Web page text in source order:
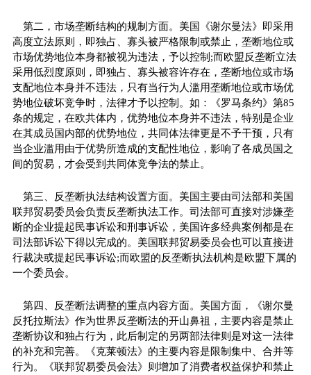
第二，市场垄断结构的规制方面。美国《谢尔曼法》即采用
高度立法原则，即独占、寡头被严格限制或禁止，垄断地位或
市场优势地位本身都被视为违法，予以控制;而欧盟反垄断立法
采用低烈度原则，即独占、寡头被容许存在，垄断地位或市场
支配地位本身并不违法，只有当行为人滥用垄断地位或市场优
势地位破坏竞争时，法律才予以控制。如：《罗马条约》第85
条的规定，在欧共体内，优势地位本身并不违法，特别是企业
在其成员国内部的优势地位，共同体法律更是不予干预，只有
当企业滥用由于优势所造成的支配性地位，影响了各成员国之
间的贸易，才会受到共同体竞争法的禁止。
第三、反垄断执法结构设置方面。美国主要由司法部和美国
联邦贸易委员会负责反垄断执法工作。司法部可直接对涉嫌垄
断的企业提起民事诉讼和刑事诉讼，美国许多经典案例都是在
司法部诉讼下得以完成的。美国联邦贸易委员会也可以直接进
行裁决或提起民事诉讼;而欧盟的反垄断执法机构是欧盟下属的
一个委员会。
第四、反垄断法调整的重点内容方面。美国方面，《谢尔曼
反托拉斯法》作为世界反垄断法的开山鼻祖，主要内容是禁止
垄断协议和独占行为，此后制定的另两部法律则是对这一法律
的补充和完善。《克莱顿法》的主要内容是限制集中、合并等
行为。《联邦贸易委员会法》则增加了消费者权益保护和禁止